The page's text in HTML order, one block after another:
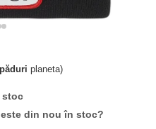
planeta)
stoc
din nou în stoc?